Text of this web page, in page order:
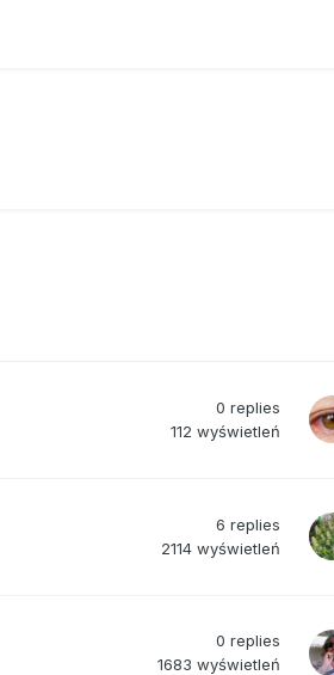
0 replies
112 wyświetleń
6 replies
2114 wyświetleń
0 replies
1683 wyświetleń